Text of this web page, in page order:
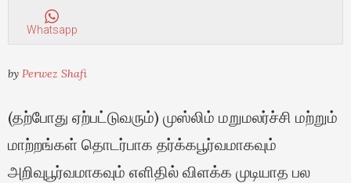
Whatsapp
by Perwez Shafi
(தற்போது ஏற்பட்டுவரும்) முஸ்லிம் மறுமலர்ச்சி மற்றும்
மாற்றங்கள் தொடர்பாக தர்க்கபூர்வமாகவும்
அறிவுபூர்வமாகவும் எளிதில் விளக்க முடியாத பல